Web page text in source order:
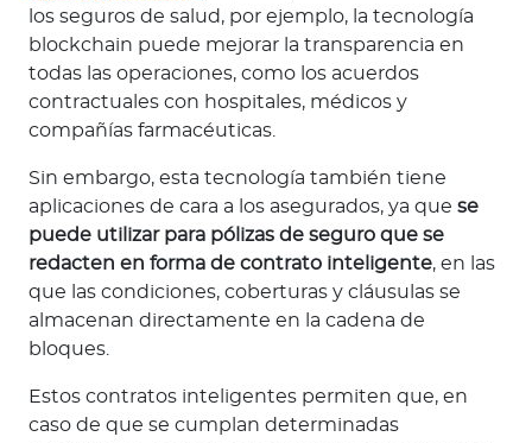
los seguros de salud, por ejemplo, la tecnología
blockchain puede mejorar la transparencia en
todas las operaciones, como los acuerdos
contractuales con hospitales, médicos y
compañías farmacéuticas.
Sin embargo, esta tecnología también tiene
aplicaciones de cara a los asegurados, ya que se
puede utilizar para pólizas de seguro que se
redacten en forma de contrato inteligente, en las
que las condiciones, coberturas y cláusulas se
almacenan directamente en la cadena de
bloques.
Estos contratos inteligentes permiten que, en
caso de que se cumplan determinadas